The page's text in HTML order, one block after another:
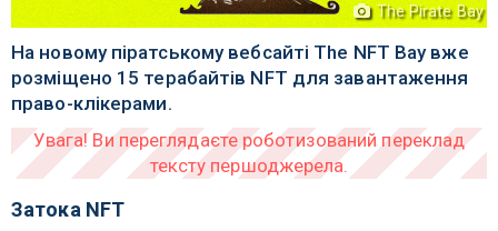
The Pirate Bay
На новому піратському вебсайті The NFT Bay вже
розміщено 15 терабайтів NFT для завантаження
право-клікерами.
Затока NFT